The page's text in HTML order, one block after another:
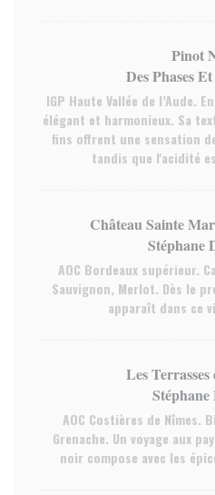
Pinot
Des Phases
IGP Haute Vallée de l’Aude.
élégant et harmonieux. Sa
fins offrent une sensation
tandis que l'acidité
Château Sainte
Stéphane
AOC Bordeaux supérieur.
Sauvignon, Merlot. Dès le
apparaît dans ce
Les Terrasses
Stéphane
AOC Costières de Nîmes.
Grenache. Un voyage aux
noir compose avec les